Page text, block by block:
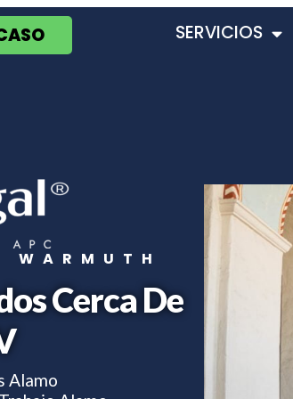
SERVICIOS
Cerca De
Alamo